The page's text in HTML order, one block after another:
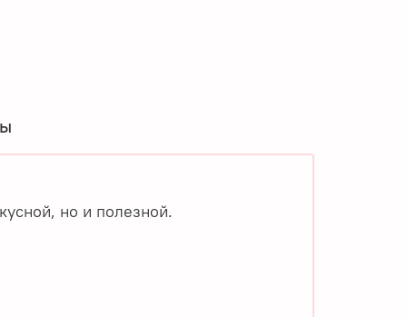
но и полезной.